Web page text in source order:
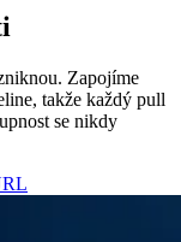
Zapojíme
takže každý pull
se nikdy